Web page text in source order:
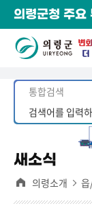
의령군청 주요
새소식
의령소개